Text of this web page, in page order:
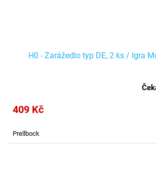
H0 - Zarážedlo typ DE, 2 ks / Igra
409 Kč
Prellbock